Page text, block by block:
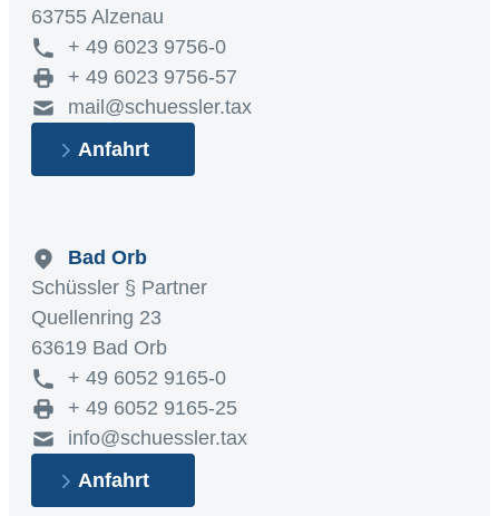
63755 Alzenau
+ 49 6023 9756-0
+ 49 6023 9756-57
mail@schuessler.tax
Anfahrt
Bad Orb
Schüssler § Partner
Quellenring 23
63619 Bad Orb
+ 49 6052 9165-0
+ 49 6052 9165-25
info@schuessler.tax
Anfahrt